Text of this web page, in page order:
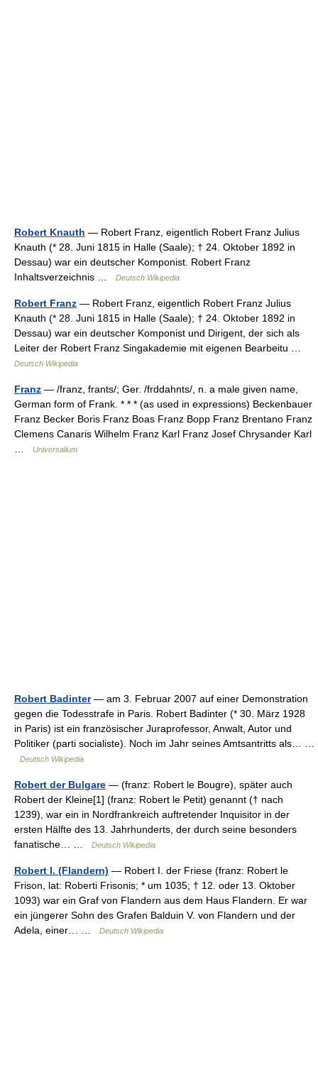
Robert Knauth — Robert Franz, eigentlich Robert Franz Julius
Knauth (* 28. Juni 1815 in Halle (Saale); † 24. Oktober 1892 in
Dessau) war ein deutscher Komponist. Robert Franz
Inhaltsverzeichnis …
Deutsch Wikipedia
Robert Franz — Robert Franz, eigentlich Robert Franz Julius
Knauth (* 28. Juni 1815 in Halle (Saale); † 24. Oktober 1892 in
Dessau) war ein deutscher Komponist und Dirigent, der sich als
Leiter der Robert Franz Singakademie mit eigenen Bearbeitu …
Deutsch Wikipedia
Franz — /franz, frants/; Ger. /frddahnts/, n. a male given name,
German form of Frank. * * * (as used in expressions) Beckenbauer
Franz Becker Boris Franz Boas Franz Bopp Franz Brentano Franz
Clemens Canaris Wilhelm Franz Karl Franz Josef Chrysander Karl
Universalium
Robert Badinter— am 3. Februar 2007 auf einer Demonstration
gegen die Todesstrafe in Paris. Robert Badinter (* 30. März 1928
in Paris) ist ein französischer Juraprofessor, Anwalt, Autor und
Politiker (parti socialiste). Noch im Jahr seines Amtsantritts als… …
Deutsch Wikipedia
Robert der Bulgare — (franz: Robert le Bougre), später auch
Robert der Kleine[1] (franz: Robert le Petit) genannt († nach
1239), war ein in Nordfrankreich auftretender Inquisitor in der
ersten Hälfte des 13. Jahrhunderts, der durch seine besonders
fanatische… …
Deutsch Wikipedia
Robert I. (Flandern) — Robert I. der Friese (franz: Robert le
Frison, lat: Roberti Frisonis; * um 1035; † 12. oder 13. Oktober
1093) war ein Graf von Flandern aus dem Haus Flandern. Er war
ein jüngerer Sohn des Grafen Balduin V. von Flandern und der
Adela, einer… …
Deutsch Wikipedia